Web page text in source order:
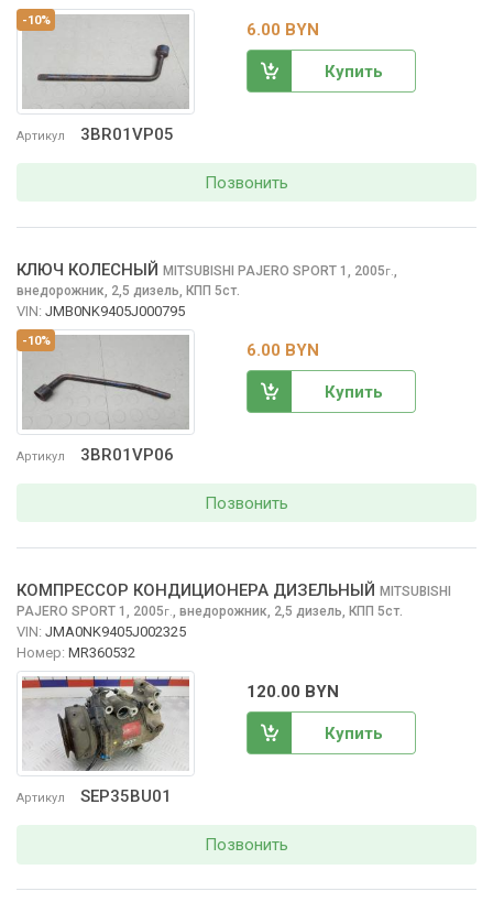
-10%
Артикул 3BR01VP05
6.00 BYN
Купить
Позвонить
-10%
Артикул 3BR01VP06
КЛЮЧ КОЛЕСНЫЙ MITSUBISHI PAJERO SPORT 1, 2005г.,
внедорожник, 2,5 дизель, КПП 5ст.
VIN: JMB0NK9405J000795
6.00 BYN
Купить
Позвонить
Артикул SEP35BU01
КОМПРЕССОР КОНДИЦИОНЕРА ДИЗЕЛЬНЫЙ MITSUBISHI
PAJERO SPORT 1, 2005г., внедорожник, 2,5 дизель, КПП 5ст.
VIN: JMA0NK9405J002325
Номер: MR360532
120.00 BYN
Купить
Позвонить